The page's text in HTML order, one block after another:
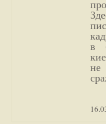
в
не